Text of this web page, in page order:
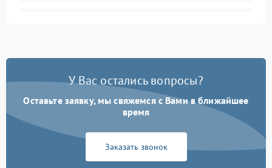
Появление запаха гари 2400 ₽ Подробнее →
Проблемы с вентилятором 2000 ₽
Поломка системы
охлаждения
Подробнее →
Не работают сенсорные
У Вас остались вопросы?
Оставьте заявку, мы свяжемся с Вами в ближайшее
время
Заказать звонок